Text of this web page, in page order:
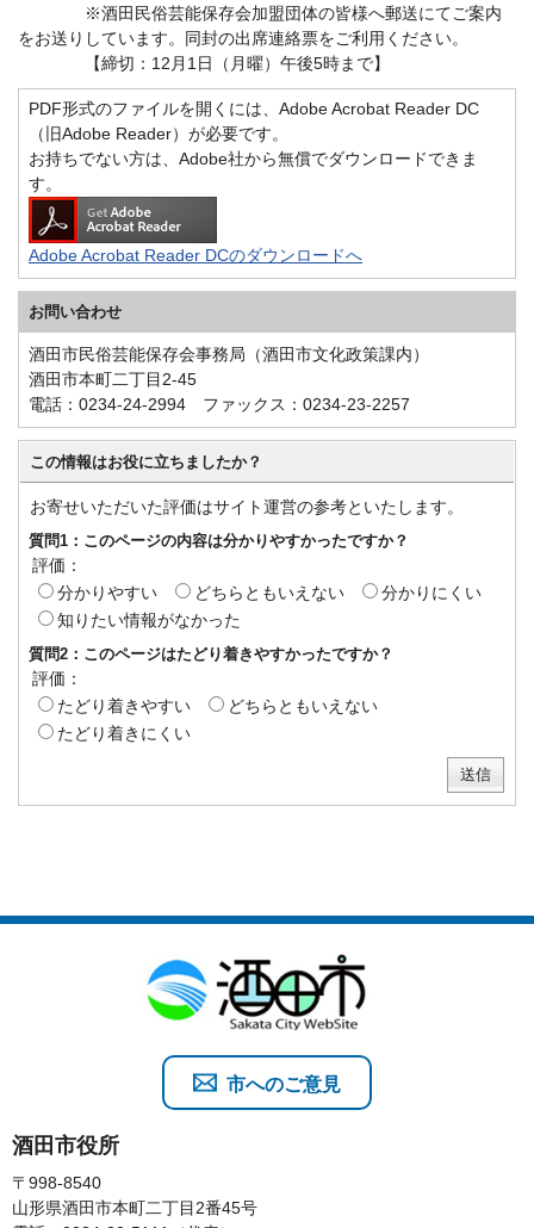
※酒田民俗芸能保存会加盟団体の皆様へ郵送にてご案内
をお送りしています。同封の出席連絡票をご利用ください。
【締切：12月1日（月曜）午後5時まで】
PDF形式のファイルを開くには、Adobe Acrobat Reader DC
（旧Adobe Reader）が必要です。
お持ちでない方は、Adobe社から無償でダウンロードできま
す。
Adobe Acrobat Reader DCのダウンロードへ
お問い合わせ
酒田市民俗芸能保存会事務局（酒田市文化政策課内）
酒田市本町二丁目2-45
電話：0234-24-2994 ファックス：0234-23-2257
この情報はお役に立ちましたか？
お寄せいただいた評価はサイト運営の参考といたします。
質問1：このページの内容は分かりやすかったですか？
評価：
分かりやすい
どちらともいえない
分かりにくい
知りたい情報がなかった
質問2：このページはたどり着きやすかったですか？
評価：
たどり着きやすい
どちらともいえない
たどり着きにくい
酒田市役所
〒998-8540
山形県酒田市本町二丁目2番45号
市へのご意見